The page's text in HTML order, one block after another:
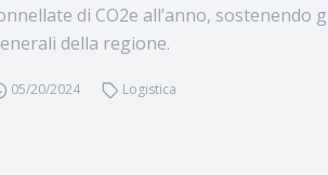
di CO2e all’anno, sostenendo
della regione.
05/20/2024 Logistica